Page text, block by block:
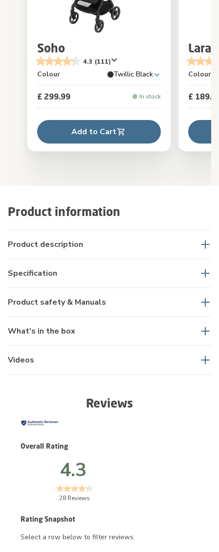
Product information
Product description
Specification
Product safety & Manuals
What's in the box
Videos
Soho
4.3 (111)
Colour Twillic Black
£ 299.99 In stock
Add to Cart
Lara²
Colour
£
Reviews
Rating Snapshot
Select a row below to filter reviews.
Overall Rating
4.3
28 Reviews